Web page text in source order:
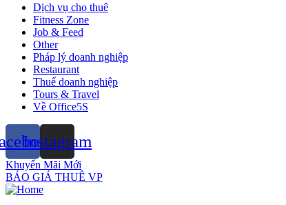
Dịch vụ cho thuê
Fitness Zone
Job & Feed
Other
Pháp lý doanh nghiệp
Restaurant
Thuế doanh nghiệp
Tours & Travel
Về Office5S
Instagram
Khuyến Mãi Mới
BÁO GIÁ THUÊ VP